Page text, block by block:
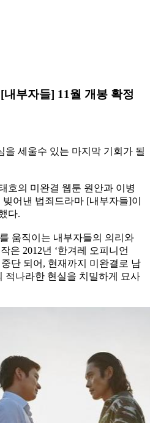
부자들] 11월 개봉 확정
을 세울수 있는 마지막 기회가 될
호의 미완결 웹툰 원안과 이병
어낸 법죄드라마 [내부자들]이
다.
움직이는 내부자들의 의리와
은 2012년 ‘한겨레 오피니언
단 되어, 현재까지 미완결로 남
적나라한 현실을 치밀하게 묘사